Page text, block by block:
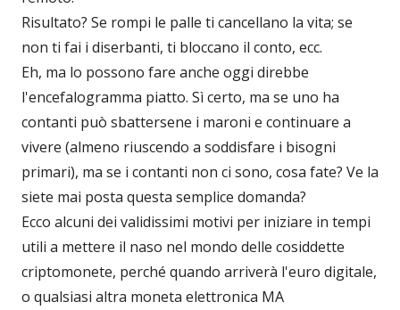
Risultato? Se rompi le palle ti cancellano la vita; se
non ti fai i diserbanti, ti bloccano il conto, ecc.
Eh, ma lo possono fare anche oggi direbbe
l'encefalogramma piatto. Sì certo, ma se uno ha
contanti può sbattersene i maroni e continuare a
vivere (almeno riuscendo a soddisfare i bisogni
primari), ma se i contanti non ci sono, cosa fate? Ve la
siete mai posta questa semplice domanda?
Ecco alcuni dei validissimi motivi per iniziare in tempi
utili a mettere il naso nel mondo delle cosiddette
criptomonete, perché quando arriverà l'euro digitale,
o qualsiasi altra moneta elettronica MA